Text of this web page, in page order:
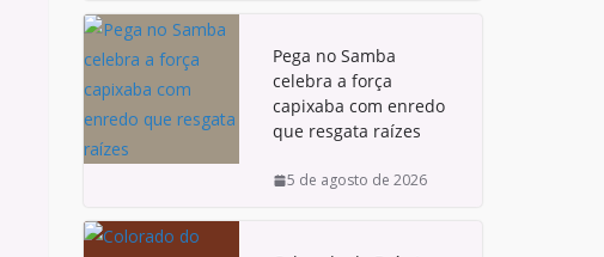
Pega no Samba
celebra a força
capixaba com enredo
que resgata raízes
5 de agosto de 2026